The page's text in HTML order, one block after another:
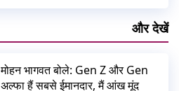
और देखें
मोहन भागवत बोले: Gen Z और Gen
अल्फा हैं सबसे ईमानदार, मैं आंख मूंद